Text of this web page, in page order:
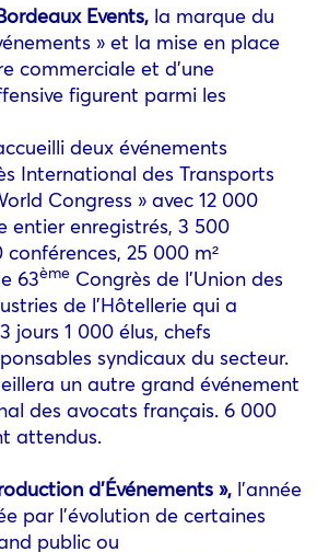
Events, la marque du
» et la mise en place
commerciale et d’une
figurent parmi les
deux événements
International des Transports
Congress » avec 12 000
entier enregistrés, 3 500
25 000 m²
63ème Congrès de l’Union des
de l’Hôtellerie qui a
jours 1 000 élus, chefs
syndicaux du secteur.
un autre grand événement
des avocats français. 6 000
attendus.
d’Événements », l’année
par l’évolution de certaines
public ou